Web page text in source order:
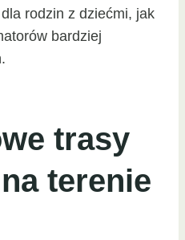
rodzin z dziećmi, jak
bardziej
trasy
terenie